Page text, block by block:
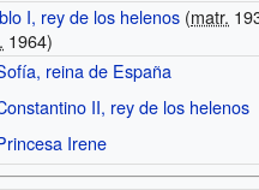
I, rey de los helenos (matr.
1964)
reina de España
II, rey de los helenos
Irene